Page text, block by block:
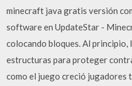
minecraft java gratis versión
software en UpdateStar -
colocando bloques. Al
estructuras para proteger
como el juego creció jugadores